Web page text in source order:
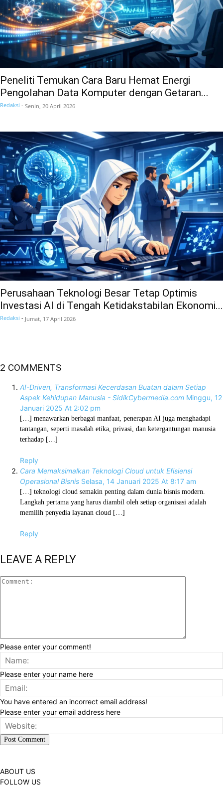
Peneliti Temukan Cara Baru Hemat Energi
Pengolahan Data Komputer dengan Getaran...
Redaksi - Senin, 20 April 2026
Perusahaan Teknologi Besar Tetap Optimis
Investasi AI di Tengah Ketidakstabilan Ekonomi...
Redaksi - Jumat, 17 April 2026
2 COMMENTS
AI-Driven, Transformasi Kecerdasan Buatan dalam Setiap
Aspek Kehidupan Manusia - SidikCybermedia.com Minggu, 12
Januari 2025 At 2:02 pm
[…] menawarkan berbagai manfaat, penerapan AI juga menghadapi
tantangan, seperti masalah etika, privasi, dan ketergantungan manusia
terhadap […]
Reply
Cara Memaksimalkan Teknologi Cloud untuk Efisiensi
Operasional Bisnis Selasa, 14 Januari 2025 At 8:17 am
[…] teknologi cloud semakin penting dalam dunia bisnis modern.
Langkah pertama yang harus diambil oleh setiap organisasi adalah
memilih penyedia layanan cloud […]
Reply
LEAVE A REPLY
Please enter your comment!
Please enter your name here
You have entered an incorrect email address!
Please enter your email address here
ABOUT US
FOLLOW US